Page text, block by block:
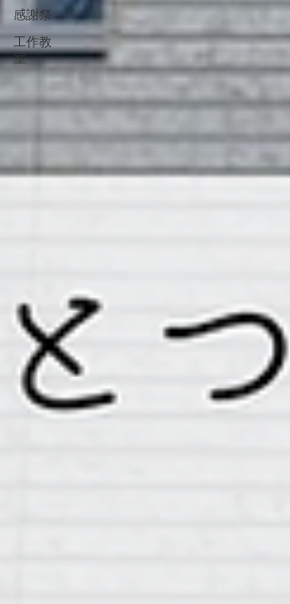
感謝祭
工作教
室